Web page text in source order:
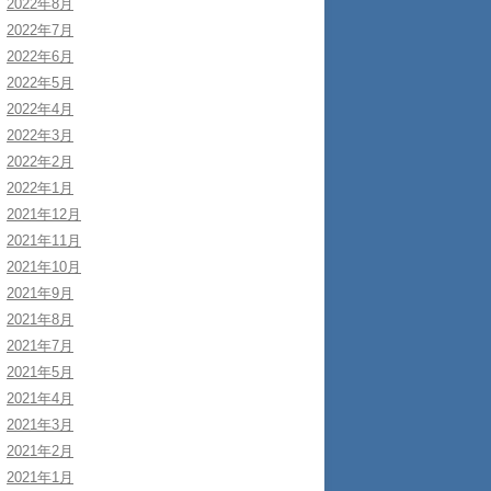
2022年8月
2022年7月
2022年6月
2022年5月
2022年4月
2022年3月
2022年2月
2022年1月
2021年12月
2021年11月
2021年10月
2021年9月
2021年8月
2021年7月
2021年5月
2021年4月
2021年3月
2021年2月
2021年1月